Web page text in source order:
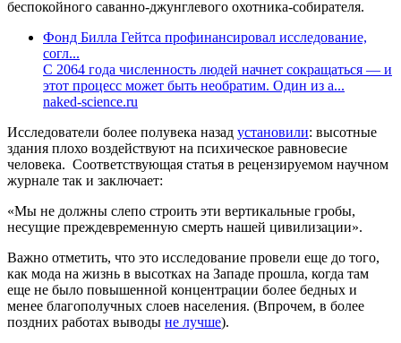
беспокойного саванно-джунглевого охотника-собирателя.
Фонд Билла Гейтса профинансировал исследование,
согл...
С 2064 года численность людей начнет сокращаться — и
этот процесс может быть необратим. Один из а...
naked-science.ru
Исследователи более полувека назад установили: высотные
здания плохо воздействуют на психическое равновесие
человека. Соответствующая статья в рецензируемом научном
журнале так и заключает:
«Мы не должны слепо строить эти вертикальные гробы,
несущие преждевременную смерть нашей цивилизации».
Важно отметить, что это исследование провели еще до того,
как мода на жизнь в высотках на Западе прошла, когда там
еще не было повышенной концентрации более бедных и
менее благополучных слоев населения. (Впрочем, в более
поздних работах выводы не лучше).